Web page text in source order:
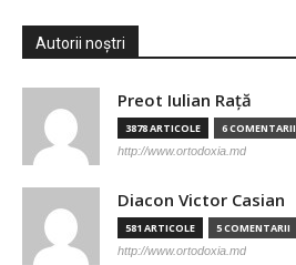
Autorii noștri
Preot Iulian Raţă
3878 ARTICOLE 6 COMENTARII
http://www.ortodoxia.md
Diacon Victor Casian
581 ARTICOLE 5 COMENTARII
http://www.ortodoxia.md